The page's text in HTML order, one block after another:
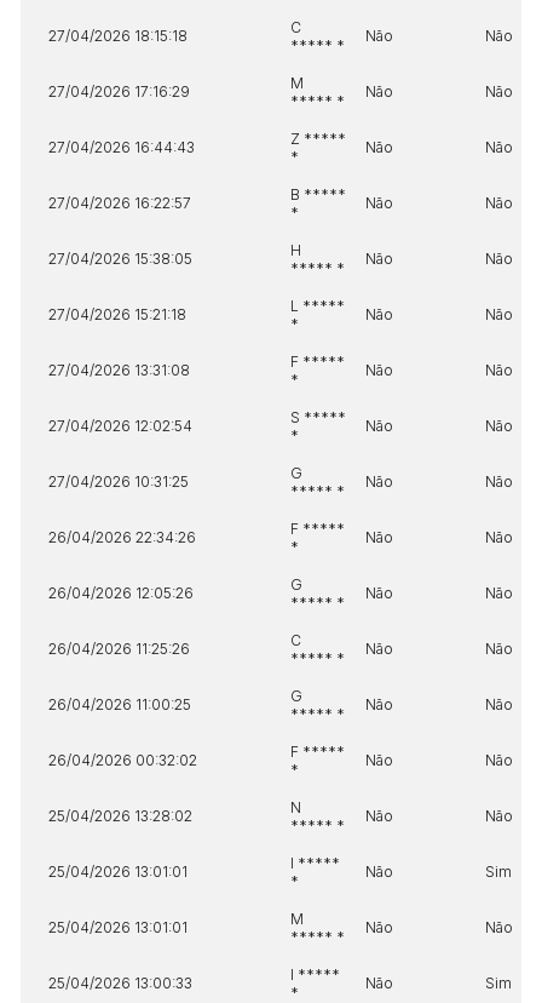
27/04/2026 18:15:18
C
***** *
Não Não
27/04/2026 17:16:29
M
***** *
Não Não
27/04/2026 16:44:43
Z *****
*
Não Não
27/04/2026 16:22:57
B *****
*
Não Não
27/04/2026 15:38:05
H
***** *
Não Não
27/04/2026 15:21:18
L *****
*
Não Não
27/04/2026 13:31:08
F *****
*
Não Não
27/04/2026 12:02:54
S *****
*
Não Não
27/04/2026 10:31:25
G
***** *
Não Não
26/04/2026 22:34:26
F *****
*
Não Não
26/04/2026 12:05:26
G
***** *
Não Não
26/04/2026 11:25:26
C
***** *
Não Não
26/04/2026 11:00:25
G
***** *
Não Não
26/04/2026 00:32:02
F *****
*
Não Não
25/04/2026 13:28:02
N
***** *
Não Não
25/04/2026 13:01:01
I *****
*
Não Sim
25/04/2026 13:01:01
M
***** *
Não Não
25/04/2026 13:00:33
I *****
*
Não Sim